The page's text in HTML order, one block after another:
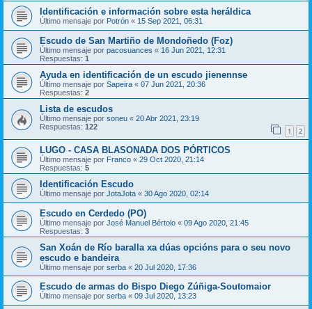
Identificación e información sobre esta heráldica
Último mensaje por Potrón « 15 Sep 2021, 06:31
Escudo de San Martiño de Mondoñedo (Foz)
Último mensaje por pacosuances « 16 Jun 2021, 12:31
Respuestas: 1
Ayuda en identificación de un escudo jienennse
Último mensaje por Sapeira « 07 Jun 2021, 20:36
Respuestas: 2
Lista de escudos
Último mensaje por soneu « 20 Abr 2021, 23:19
Respuestas: 122 1 2
LUGO - CASA BLASONADA DOS PÓRTICOS
Último mensaje por Franco « 29 Oct 2020, 21:14
Respuestas: 5
Identificación Escudo
Último mensaje por JotaJota « 30 Ago 2020, 02:14
Escudo en Cerdedo (PO)
Último mensaje por José Manuel Bértolo « 09 Ago 2020, 21:45
Respuestas: 3
San Xoán de Río baralla xa dúas opcións para o seu novo
escudo e bandeira
Último mensaje por serba « 20 Jul 2020, 17:36
Escudo de armas do Bispo Diego Zúñiga-Soutomaior
Último mensaje por serba « 09 Jul 2020, 13:23